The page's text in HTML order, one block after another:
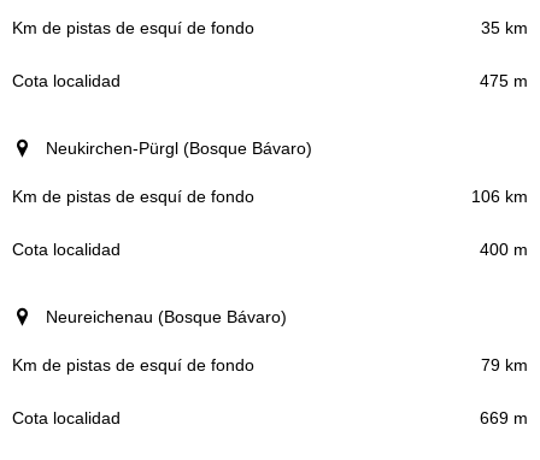
35 km
475 m
Neukirchen-Pürgl (Bosque Bávaro)
106 km
400 m
Neureichenau (Bosque Bávaro)
79 km
669 m